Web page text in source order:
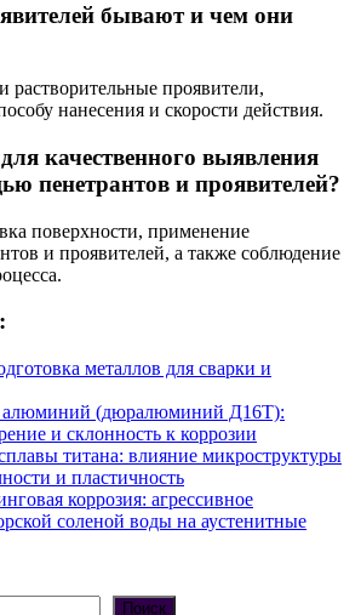
бывают и чем они
проявители,
нанесения и скорости действия.
качественного выявления
пенетрантов и проявителей?
поверхности, применение
и проявителей, а также соблюдение
металлов для сварки и
(дюралюминий Д16Т):
и склонность к коррозии
титана: влияние микроструктуры
и пластичность
коррозия: агрессивное
соленой воды на аустенитные
Поиск